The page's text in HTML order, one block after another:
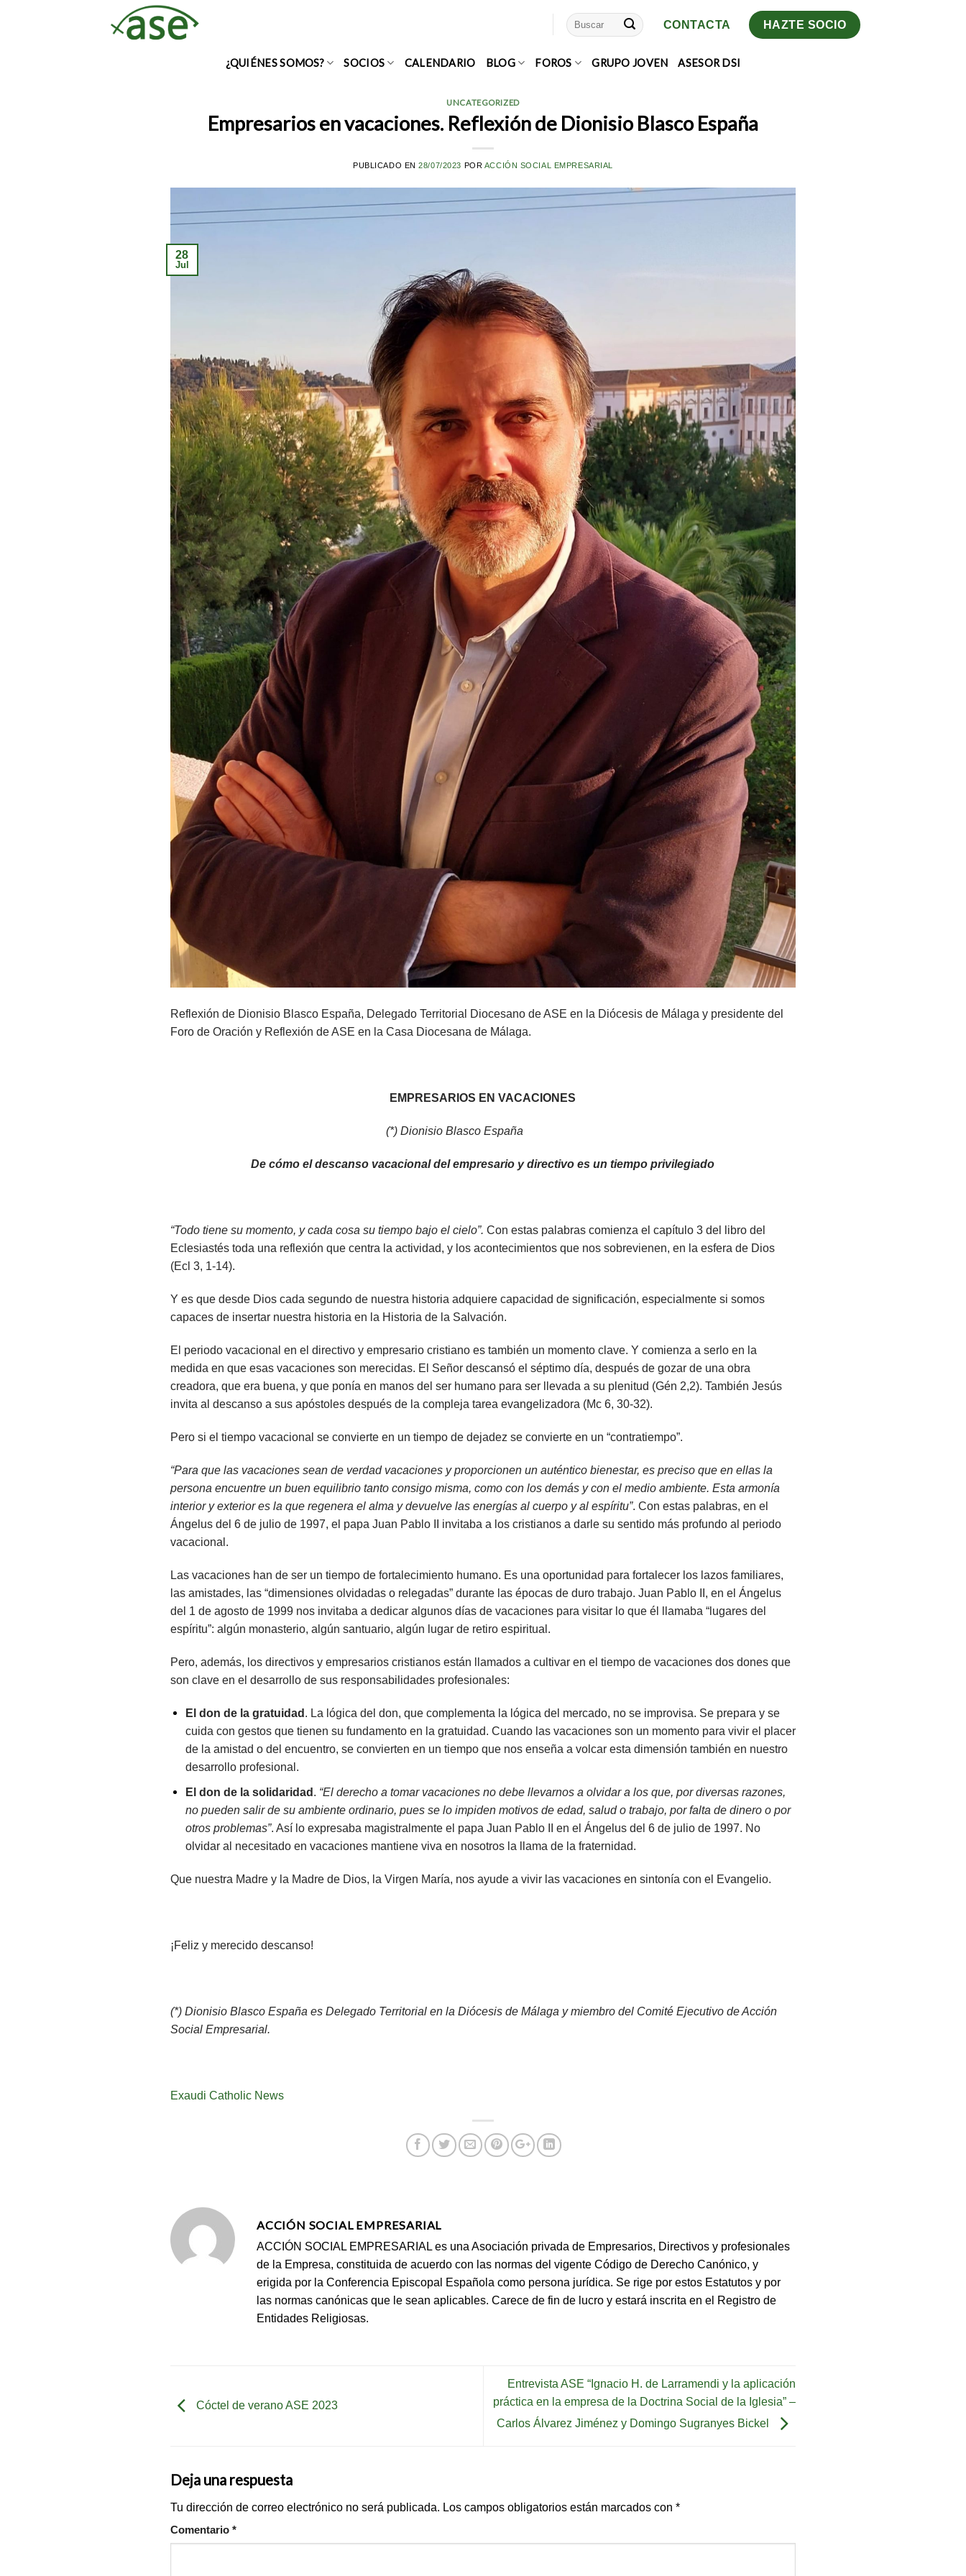
CONTACTA HAZTE SOCIO
¿QUIÉNES SOMOS? SOCIOS CALENDARIO BLOG FOROS GRUPO JOVEN ASESOR DSI
UNCATEGORIZED
Empresarios en vacaciones. Reflexión de Dionisio Blasco España
PUBLICADO EN28/07/2023 POR ACCIÓN SOCIAL EMPRESARIAL
28
Jul
Reflexión de Dionisio Blasco España, Delegado Territorial Diocesano de ASE en la Diócesis de Málaga y presidente del
Foro de Oración y Reflexión de ASE en la Casa Diocesana de Málaga.
EMPRESARIOS EN VACACIONES
(*) Dionisio Blasco España
De cómo el descanso vacacional del empresario y directivo es un tiempo privilegiado
“Todo tiene su momento, y cada cosa su tiempo bajo el cielo”. Con estas palabras comienza el capítulo 3 del libro del
Eclesiastés toda una reflexión que centra la actividad, y los acontecimientos que nos sobrevienen, en la esfera de Dios
(Ecl 3, 1-14).
Y es que desde Dios cada segundo de nuestra historia adquiere capacidad de significación, especialmente si somos
capaces de insertar nuestra historia en la Historia de la Salvación.
El periodo vacacional en el directivo y empresario cristiano es también un momento clave. Y comienza a serlo en la
medida en que esas vacaciones son merecidas. El Señor descansó el séptimo día, después de gozar de una obra
creadora, que era buena, y que ponía en manos del ser humano para ser llevada a su plenitud (Gén 2,2). También Jesús
invita al descanso a sus apóstoles después de la compleja tarea evangelizadora (Mc 6, 30-32).
Pero si el tiempo vacacional se convierte en un tiempo de dejadez se convierte en un “contratiempo”.
“Para que las vacaciones sean de verdad vacaciones y proporcionen un auténtico bienestar, es preciso que en ellas la
persona encuentre un buen equilibrio tanto consigo misma, como con los demás y con el medio ambiente. Esta armonía
interior y exterior es la que regenera el alma y devuelve las energías al cuerpo y al espíritu”. Con estas palabras, en el
Ángelus del 6 de julio de 1997, el papa Juan Pablo II invitaba a los cristianos a darle su sentido más profundo al periodo
vacacional.
Las vacaciones han de ser un tiempo de fortalecimiento humano. Es una oportunidad para fortalecer los lazos familiares,
las amistades, las “dimensiones olvidadas o relegadas” durante las épocas de duro trabajo. Juan Pablo II, en el Ángelus
del 1 de agosto de 1999 nos invitaba a dedicar algunos días de vacaciones para visitar lo que él llamaba “lugares del
espíritu”: algún monasterio, algún santuario, algún lugar de retiro espiritual.
Pero, además, los directivos y empresarios cristianos están llamados a cultivar en el tiempo de vacaciones dos dones que
son clave en el desarrollo de sus responsabilidades profesionales:
El don de la gratuidad. La lógica del don, que complementa la lógica del mercado, no se improvisa. Se prepara y se
cuida con gestos que tienen su fundamento en la gratuidad. Cuando las vacaciones son un momento para vivir el placer
de la amistad o del encuentro, se convierten en un tiempo que nos enseña a volcar esta dimensión también en nuestro
desarrollo profesional.
El don de la solidaridad. “El derecho a tomar vacaciones no debe llevarnos a olvidar a los que, por diversas razones,
no pueden salir de su ambiente ordinario, pues se lo impiden motivos de edad, salud o trabajo, por falta de dinero o por
otros problemas”. Así lo expresaba magistralmente el papa Juan Pablo II en el Ángelus del 6 de julio de 1997. No
olvidar al necesitado en vacaciones mantiene viva en nosotros la llama de la fraternidad.
Que nuestra Madre y la Madre de Dios, la Virgen María, nos ayude a vivir las vacaciones en sintonía con el Evangelio.
¡Feliz y merecido descanso!
(*) Dionisio Blasco España es Delegado Territorial en la Diócesis de Málaga y miembro del Comité Ejecutivo de Acción
Social Empresarial.
Exaudi Catholic News
ACCIÓN SOCIAL EMPRESARIAL
ACCIÓN SOCIAL EMPRESARIAL es una Asociación privada de Empresarios, Directivos y profesionales
de la Empresa, constituida de acuerdo con las normas del vigente Código de Derecho Canónico, y
erigida por la Conferencia Episcopal Española como persona jurídica. Se rige por estos Estatutos y por
las normas canónicas que le sean aplicables. Carece de fin de lucro y estará inscrita en el Registro de
Entidades Religiosas.
Cóctel de verano ASE 2023
Entrevista ASE “Ignacio H. de Larramendi y la aplicación
práctica en la empresa de la Doctrina Social de la Iglesia” –
Carlos Álvarez Jiménez y Domingo Sugranyes Bickel
Deja una respuesta
Tu dirección de correo electrónico no será publicada. Los campos obligatorios están marcados con *
Comentario *